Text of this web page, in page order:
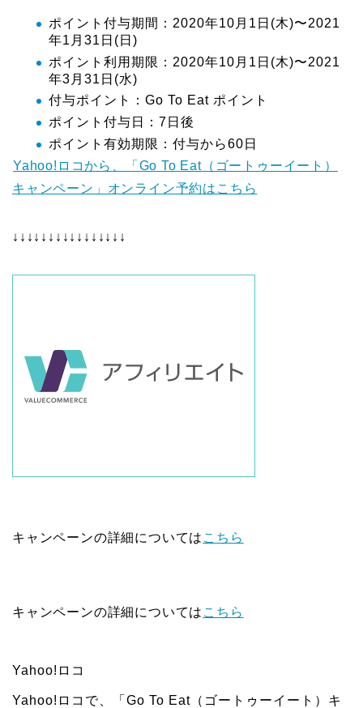
ポイント付与期間：2020年10月1日(木)〜2021
年1月31日(日)
ポイント利用期限：2020年10月1日(木)〜2021
年3月31日(水)
付与ポイント：Go To Eat ポイント
ポイント付与日：7日後
ポイント有効期限：付与から60日
Yahoo!ロコから、「Go To Eat（ゴートゥーイート）
キャンペーン」オンライン予約はこちら
↓↓↓↓↓↓↓↓↓↓↓↓↓↓↓↓
キャンペーンの詳細については こちら
キャンペーンの詳細については こちら
Yahoo!ロコ
Yahoo!ロコで、「Go To Eat（ゴートゥーイート）キ